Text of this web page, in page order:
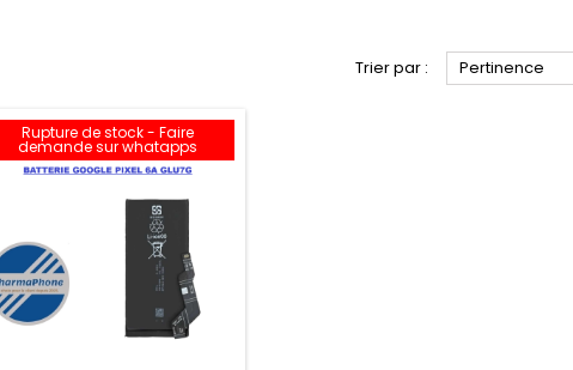
Trier par : Pertinence
Rupture de stock - Faire
demande sur whatapps